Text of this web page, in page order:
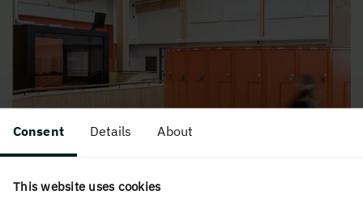
Consent Details About
This website uses cookies